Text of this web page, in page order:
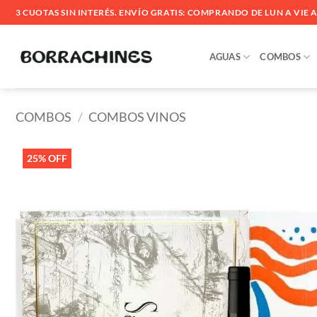
Saltar
al
3 CUOTAS SIN INTERÉS. ENVÍO GRATIS: COMPRANDO DE LUN A
AGUAS COMBOS
COMBOS / COMBOS VINOS
25% OFF